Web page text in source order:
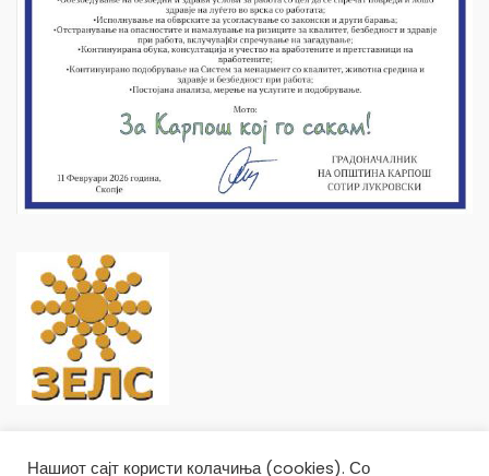
Нашиот сајт користи колачиња (cookies). Со